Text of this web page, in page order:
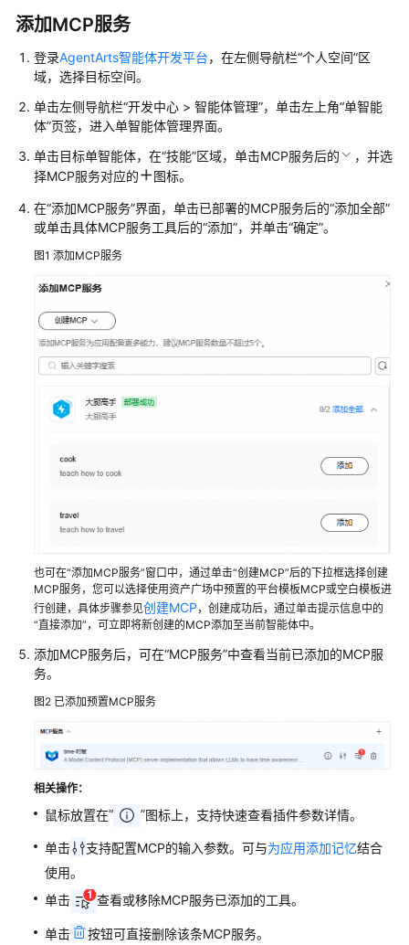
用
单
智
能
体
用
介
绍
例：
搭
一
个
医
问
手
体
用
创
建
并
单
能
体
应
用
为
添
加
添加MCP服务
登录AgentArts智能体开发平台，在左侧导航栏“个人空间”区
域，选择目标空间。
单击左侧导航栏“开发中心 > 智能体管理”，单击左上角“单智能
体”页签，进入单智能体管理界面。
单击目标单智能体， 在“技能”区域，单击MCP服务后的
，并选
择MCP服务对应的 图标。
在“添加MCP服务”界面，单击已部署的MCP服务后的“添加全部”
或单击具体MCP服务工具后的“添加”，并单击“确定”。
图1 添加MCP服务
也可在“添加MCP服务”窗口中，通过单击“创建MCP”后的下拉框选择创建
MCP服务，您可以选择使用资产广场中预置的平台模板MCP或空白模板进
行创建，具体步骤参见创建MCP ，创建成功后，通过单击提示信息中的
“直接添加”，可立即将新创建的MCP添加至当前智能体中。
添加MCP服务后，可在“MCP服务”中查看当前已添加的MCP服
务。
图2 已添加预置MCP服务
相关操作：
鼠标放置在“ ”图标上，支持快速查看插件参数详情。
单击 支持配置MCP的输入参数。可与为应用添加记忆结合
使用。
单击
查看或移除MCP服务已添加的工具。
单击 按钮可直接删除该条MCP服务。